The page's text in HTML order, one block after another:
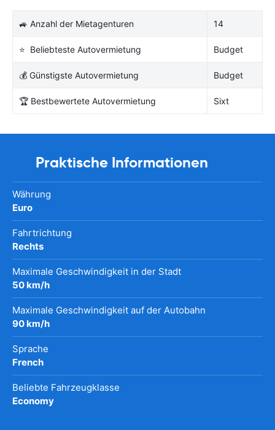
🚙 Anzahl der Mietagenturen 14
⭐ Beliebteste Autovermietung Budget
💰 Günstigste Autovermietung Budget
🏆 Bestbewertete Autovermietung Sixt
Praktische Informationen
Währung
Euro
Fahrtrichtung
Rechts
Maximale Geschwindigkeit in der Stadt
50 km/h
Maximale Geschwindigkeit auf der Autobahn
90 km/h
Sprache
French
Beliebte Fahrzeugklasse
Economy